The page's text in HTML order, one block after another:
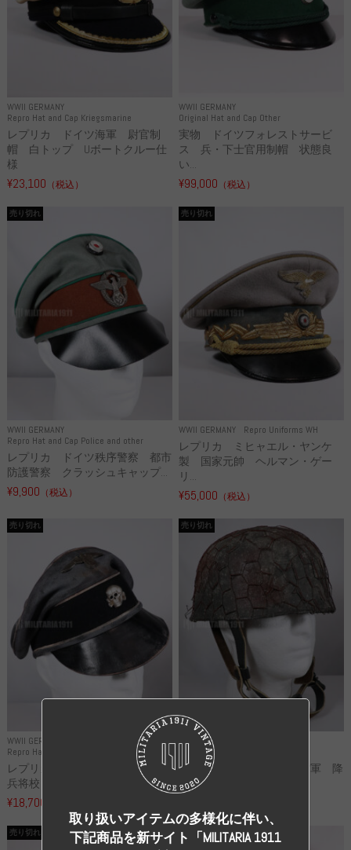
WWII GERMANY
Repro Hat and Cap Kriegsmarine
レプリカ ドイツ海軍 尉官制
帽 白トップ Uボートクルー仕
様
¥23,100 （税込）
WWII GERMANY
Original Hat and Cap Other
実物 ドイツフォレストサービ
ス 兵・下士官用制帽 状態良
い...
¥99,000 （税込）
WWII GERMANY
Repro Hat and Cap Police and other
売り切れ
レプリカ ドイツ秩序警察 都市
防護警察 クラッシュキャップ...
¥9,900 （税込）
WWII GERMANY Repro Uniforms WH
売り切れ
レプリカ ミヒャエル・ヤンケ
製 国家元帥 ヘルマン・ゲー
リ...
¥55,000 （税込）
WWII GERMANY
Repro Hat and Cap SS and WSS
売り切れ
レプリカ 武装親衛隊 WSS 歩
兵将校 クラッシュキャップ ...
¥18,700
WWII GERMANY
Repro Hat and Cap Luftwaffe
売り切れ
高品質レプリカ ドイツ空軍 降
下猟兵 ヘルメット
売り切れ 売り切れ
取り扱いアイテムの多様化に伴い、
下記商品を新サイト「MILITARIA 1911